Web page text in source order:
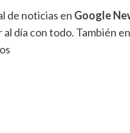
de noticias en Google
día con todo. También en